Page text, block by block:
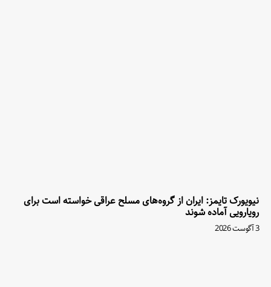
نیویورک تایمز: ایران از گروه‌های مسلح عراقی خواسته است برای
رویارویی آماده شوند
3 آگوست 2026